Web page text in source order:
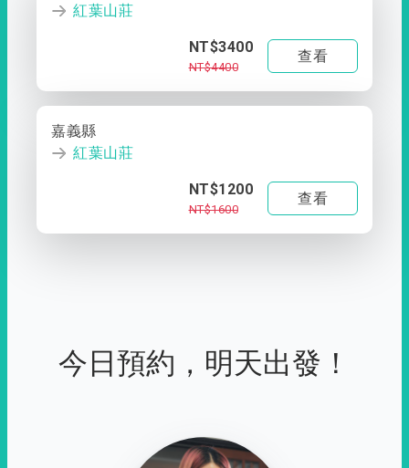
紅葉山莊
NT$3400
NT$4400
查看
嘉義縣
紅葉山莊
NT$1200
NT$1600
查看
今日預約，明天出發！